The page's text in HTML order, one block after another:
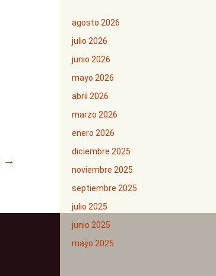
→
agosto 2026
julio 2026
junio 2026
mayo 2026
abril 2026
marzo 2026
enero 2026
diciembre 2025
noviembre 2025
septiembre 2025
julio 2025
junio 2025
mayo 2025